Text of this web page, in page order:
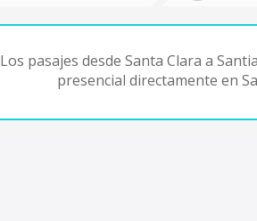
Los pasajes desde Santa Clara a
presencial directamente en